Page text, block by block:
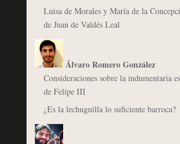
Luisa de Morales y María de la
de Juan de Valdés Leal
Álvaro Romero González
Consideraciones sobre la indumentaria
de Felipe III
¿Es la lechuguilla lo suficiente barroca?